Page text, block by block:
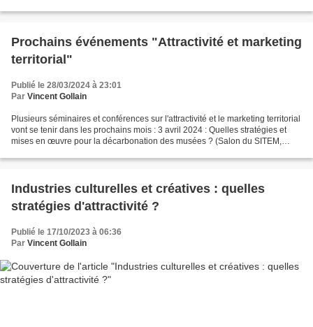
Prochains événements "Attractivité et marketing
territorial"
Publié le 28/03/2024 à 23:01
Par Vincent Gollain
Plusieurs séminaires et conférences sur l'attractivité et le marketing territorial
vont se tenir dans les prochains mois : 3 avril 2024 : Quelles stratégies et
mises en œuvre pour la décarbonation des musées ? (Salon du SITEM,
Industries culturelles et créatives : quelles
stratégies d'attractivité ?
Publié le 17/10/2023 à 06:36
Par Vincent Gollain